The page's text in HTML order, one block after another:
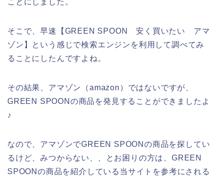
そこで、早速【GREEN SPOON 安く買いたい アマ
ゾン】という感じで検索エンジンを利用して調べてみ
ることにしたんですよね。
その結果、アマゾン（amazon）ではないですが、
GREEN SPOONの商品を発見することができましたよ
♪
なので、アマゾンでGREEN SPOONの商品を探してい
るけど、みつからない、、とお困りの方は、GREEN
SPOONの商品を紹介している当サイトを参考にされる